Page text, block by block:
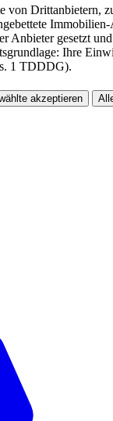
von Drittanbietern,
Anbieter gesetzt
Ihre
1 TDDDG).
akzeptieren